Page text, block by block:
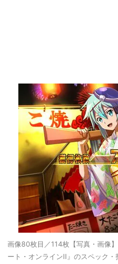
画像80枚目／114枚 【写真・画像
ート・オンラインII』のスペック